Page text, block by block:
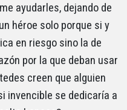
ayudarles, dejando de
héroe solo porque si y
en riesgo sino la de
por la que deban usar
creen que alguien
invencible se dedicaría a